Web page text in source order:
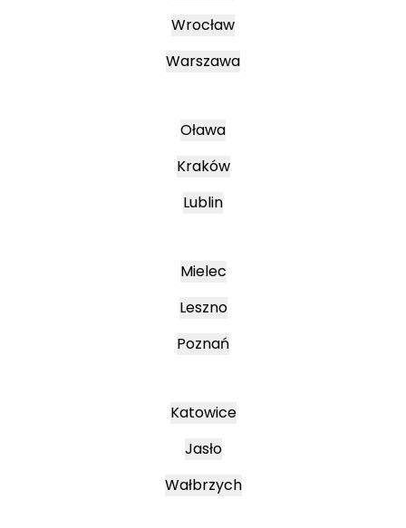
Wrocław
Warszawa
Oława
Kraków
Lublin
Mielec
Leszno
Poznań
Katowice
Jasło
Wałbrzych